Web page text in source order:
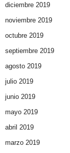
diciembre 2019
noviembre 2019
octubre 2019
septiembre 2019
agosto 2019
julio 2019
junio 2019
mayo 2019
abril 2019
marzo 2019